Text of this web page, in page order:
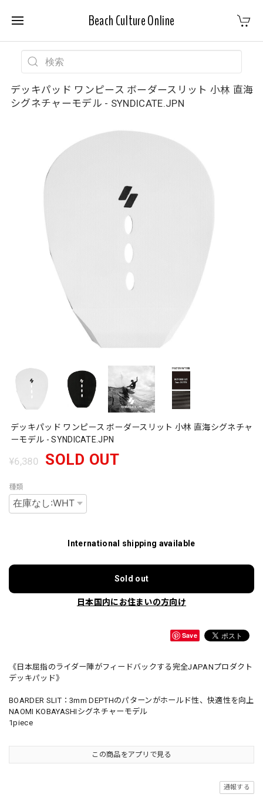
Beach Culture Online
デッキパッド ワンピース ボーダースリット 小林 直海
シグネチャーモデル - SYNDICATE.JPN
デッキパッド ワンピース ボーダースリット 小林 直海シグネチャ
ーモデル - SYNDICATE.JPN
¥6,380 SOLD OUT
種類
International shipping available
Sold out
日本国内にお住まいの方向け
Save
《日本屈指のライダー陣がフィードバックする完全JAPANプロダクト
デッキパッド》
BOARDER SLIT：3mm DEPTHのパターンがホールド性、快適性を向上
NAOMI KOBAYASHIシグネチャーモデル
1piece
この商品をアプリで見る
通報する